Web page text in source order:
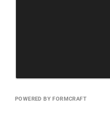
POWERED BY FORMCRAFT